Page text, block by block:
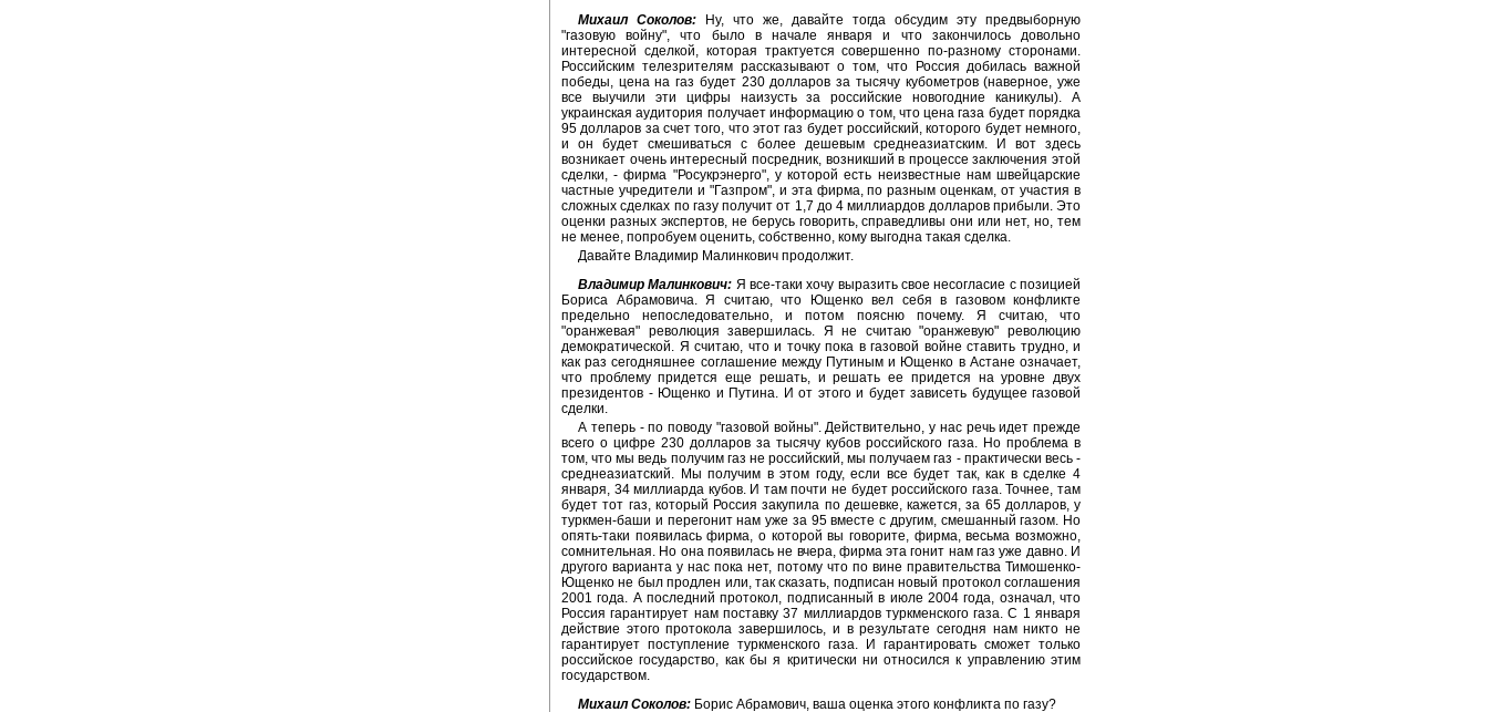
Михаил Соколов: Ну, что же, давайте тогда обсудим эту предвыборную
"газовую войну", что было в начале января и что закончилось довольно
интересной сделкой, которая трактуется совершенно по-разному сторонами.
Российским телезрителям рассказывают о том, что Россия добилась важной
победы, цена на газ будет 230 долларов за тысячу кубометров (наверное, уже
все выучили эти цифры наизусть за российские новогодние каникулы). А
украинская аудитория получает информацию о том, что цена газа будет порядка
95 долларов за счет того, что этот газ будет российский, которого будет немного,
и он будет смешиваться с более дешевым среднеазиатским. И вот здесь
возникает очень интересный посредник, возникший в процессе заключения этой
сделки, - фирма "Росукрэнерго", у которой есть неизвестные нам швейцарские
частные учредители и "Газпром", и эта фирма, по разным оценкам, от участия в
сложных сделках по газу получит от 1,7 до 4 миллиардов долларов прибыли. Это
оценки разных экспертов, не берусь говорить, справедливы они или нет, но, тем
не менее, попробуем оценить, собственно, кому выгодна такая сделка.
Давайте Владимир Малинкович продолжит.
Владимир Малинкович: Я все-таки хочу выразить свое несогласие с позицией
Бориса Абрамовича. Я считаю, что Ющенко вел себя в газовом конфликте
предельно непоследовательно, и потом поясню почему. Я считаю, что
"оранжевая" революция завершилась. Я не считаю "оранжевую" революцию
демократической. Я считаю, что и точку пока в газовой войне ставить трудно, и
как раз сегодняшнее соглашение между Путиным и Ющенко в Астане означает,
что проблему придется еще решать, и решать ее придется на уровне двух
президентов - Ющенко и Путина. И от этого и будет зависеть будущее газовой
сделки.
А теперь - по поводу "газовой войны". Действительно, у нас речь идет прежде
всего о цифре 230 долларов за тысячу кубов российского газа. Но проблема в
том, что мы ведь получим газ не российский, мы получаем газ - практически весь -
среднеазиатский. Мы получим в этом году, если все будет так, как в сделке 4
января, 34 миллиарда кубов. И там почти не будет российского газа. Точнее, там
будет тот газ, который Россия закупила по дешевке, кажется, за 65 долларов, у
туркмен-баши и перегонит нам уже за 95 вместе с другим, смешанный газом. Но
опять-таки появилась фирма, о которой вы говорите, фирма, весьма возможно,
сомнительная. Но она появилась не вчера, фирма эта гонит нам газ уже давно. И
другого варианта у нас пока нет, потому что по вине правительства Тимошенко-
Ющенко не был продлен или, так сказать, подписан новый протокол соглашения
2001 года. А последний протокол, подписанный в июле 2004 года, означал, что
Россия гарантирует нам поставку 37 миллиардов туркменского газа. С 1 января
действие этого протокола завершилось, и в результате сегодня нам никто не
гарантирует поступление туркменского газа. И гарантировать сможет только
российское государство, как бы я критически ни относился к управлению этим
государством.
Михаил Соколов: Борис Абрамович, ваша оценка этого конфликта по газу?